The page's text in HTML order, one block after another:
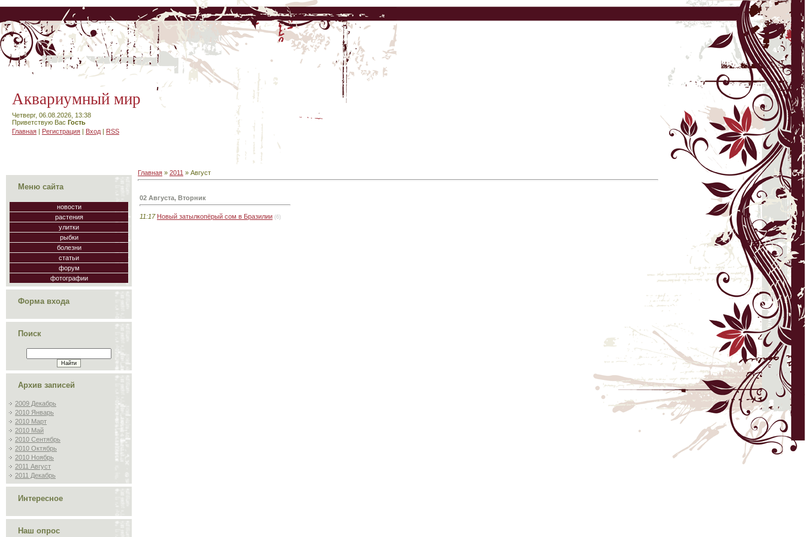
Аквариумный мир
Четверг, 06.08.2026, 13:38
Приветствую Вас Гость
Главная | Регистрация | Вход | RSS
Меню сайта
новости
растения
улитки
рыбки
болезни
статьи
форум
фотографии
Форма входа
Поиск
Архив записей
2009 Декабрь
2010 Январь
2010 Март
2010 Май
2010 Сентябрь
2010 Октябрь
2010 Ноябрь
2011 Август
2011 Декабрь
Интересное
Наш опрос
Главная » 2011 » Август
02 Августа, Вторник
11:17 Новый затылкопёрый сом в Бразилии (6)